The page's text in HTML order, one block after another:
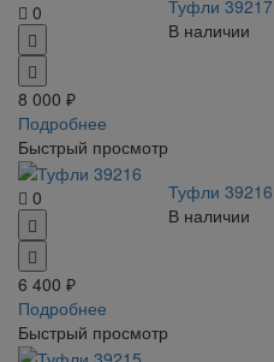
0
Туфли 39217
В наличии
8 000 ₽
Подробнее
Быстрый просмотр
0
Туфли 39216
В наличии
6 400 ₽
Подробнее
Быстрый просмотр